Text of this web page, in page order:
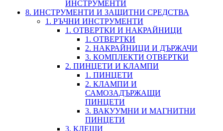
ИНСТРУМЕНТИ
8. ИНСТРУМЕНТИ И ЗАЩИТНИ СРЕДСТВА
1. РЪЧНИ ИНСТРУМЕНТИ
1. ОТВЕРТКИ И НАКРАЙНИЦИ
1. ОТВЕРТКИ
2. НАКРАЙНИЦИ И ДЪРЖАЧИ
3. КОМПЛЕКТИ ОТВЕРТКИ
2. ПИНЦЕТИ И КЛАМПИ
1. ПИНЦЕТИ
2. КЛАМПИ И
САМОЗАДЪРЖАЩИ
ПИНЦЕТИ
3. ВАКУУМНИ И МАГНИТНИ
ПИНЦЕТИ
3. КЛЕЩИ